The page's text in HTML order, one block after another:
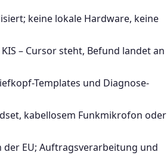
keine lokale Hardware, keine
– Cursor steht, Befund landet an
Templates und Diagnose-
kabellosem Funkmikrofon oder
EU; Auftragsverarbeitung und